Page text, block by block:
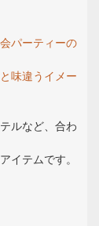
パーティーの
味違うイメー
ルなど、合わ
イテムです。